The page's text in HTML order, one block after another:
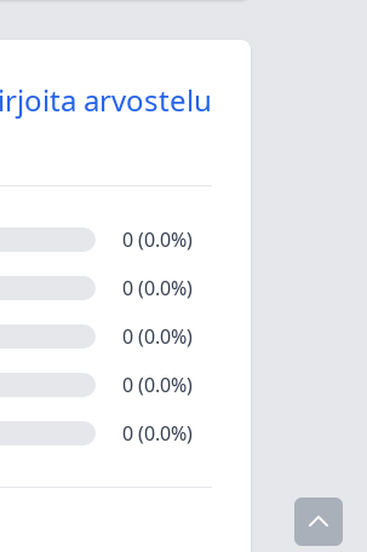
arvostelu
0 (0.0%)
0 (0.0%)
0 (0.0%)
0 (0.0%)
0 (0.0%)